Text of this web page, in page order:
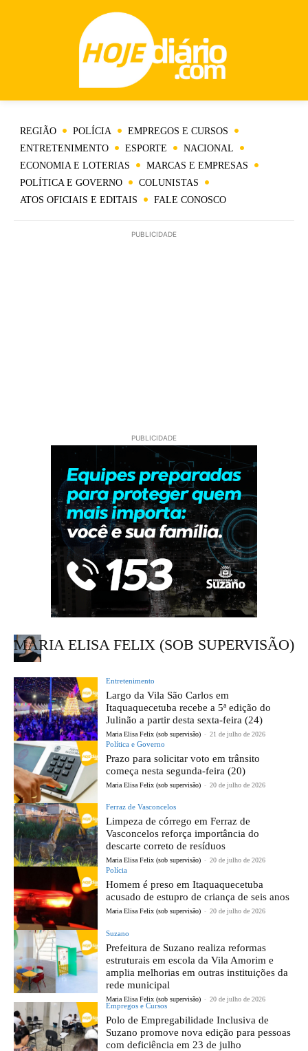
REGIÃO POLÍCIA
EMPREGOS E CURSOS
ENTRETENIMENTO
ESPORTE
NACIONAL
ECONOMIA E LOTERIAS
MARCAS E EMPRESAS
POLÍTICA E GOVERNO
COLUNISTAS
ATOS OFICIAIS E EDITAIS
FALE CONOSCO
PUBLICIDADE
PUBLICIDADE
MARIA ELISA FELIX (SOB SUPERVISÃO)
Entretenimento
Largo da Vila São Carlos em
Itaquaquecetuba recebe a 5ª edição do
Julinão a partir desta sexta-feira (24)
Maria Elisa Felix (sob supervisão) - 21 de julho de 2026
Política e Governo
Prazo para solicitar voto em trânsito
começa nesta segunda-feira (20)
Maria Elisa Felix (sob supervisão) - 20 de julho de 2026
Ferraz de Vasconcelos
Limpeza de córrego em Ferraz de
Vasconcelos reforça importância do
descarte correto de resíduos
Maria Elisa Felix (sob supervisão) - 20 de julho de 2026
Polícia
Homem é preso em Itaquaquecetuba
acusado de estupro de criança de seis anos
Maria Elisa Felix (sob supervisão) - 20 de julho de 2026
Suzano
Prefeitura de Suzano realiza reformas
estruturais em escola da Vila Amorim e
amplia melhorias em outras instituições da
rede municipal
Maria Elisa Felix (sob supervisão) - 20 de julho de 2026
Empregos e Cursos
Polo de Empregabilidade Inclusiva de
Suzano promove nova edição para pessoas
com deficiência em 23 de julho